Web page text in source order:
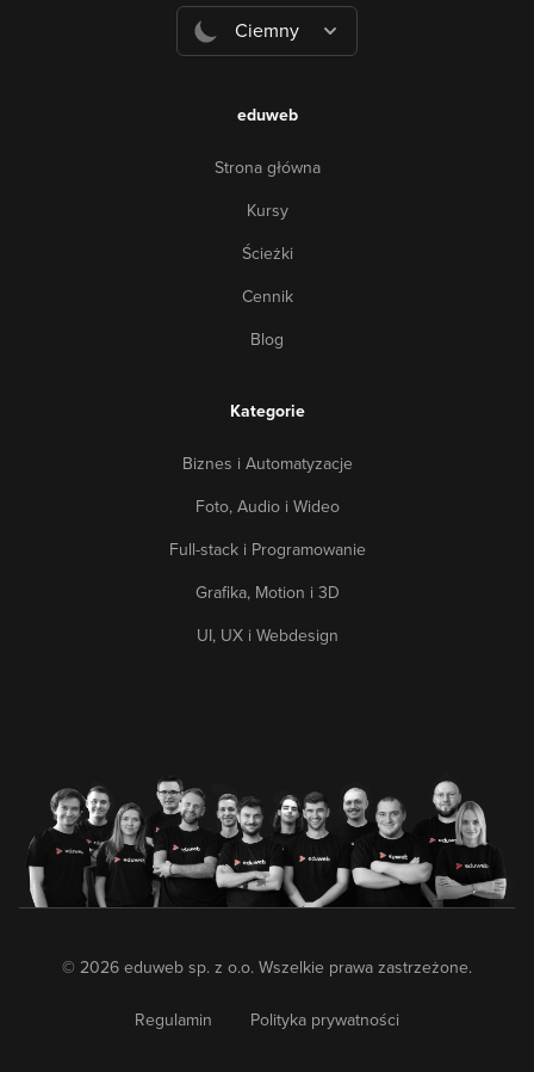
Ciemny
eduweb
Strona główna
Kursy
Ścieżki
Cennik
Blog
Kategorie
Biznes i Automatyzacje
Foto, Audio i Wideo
Full-stack i Programowanie
Grafika, Motion i 3D
UI, UX i Webdesign
© 2026 eduweb sp. z o.o. Wszelkie prawa zastrzeżone.
Regulamin Polityka prywatności